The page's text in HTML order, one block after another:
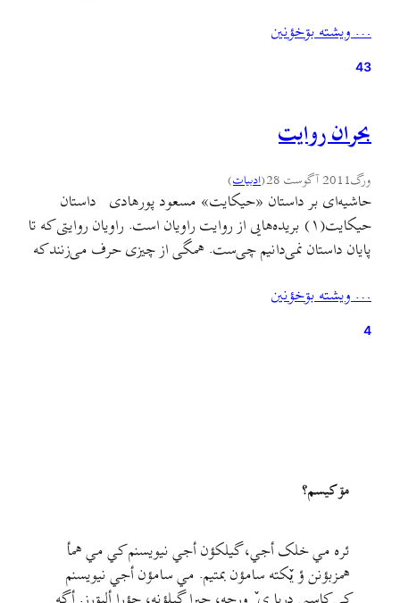
آستانه خوانده شد. تأثیر یک شخصیت هنری ممتاز اما
خودبارآمده به نام «شوندی» در روستای…
… ويشته بۊخؤنين
43
بحران روایت
ورگ2011 آگوست 28 (ادبيات)
حاشیه‌ای بر داستان «حیکایت» مسعود پورهادی داستان
حیکایت(۱) بریده‌هایی از روایت راویان است. راویان روایتی که تا
پایان داستان نمی‌دانیم چی‌ست. همگی از چیزی حرف می‌زنند که
(گوزگازاکان)، کرجی‌بان، مسافران و شاهدان، همه راویان روایتی
هستند که گویی یک روایت نیست. گویی هر کس روایت خود
… ويشته بۊخؤنين
4
مۊ کيسم؟
ئره مي خلک أجي، گيلکؤن أجي نيويسنم کي مي همأ
همزبؤنن ؤ يٚکته سامؤن بمتيم. مي سامؤن أجي نيويسنم